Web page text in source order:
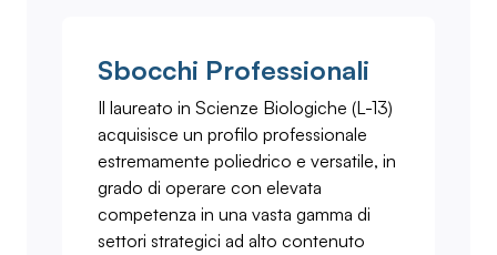
Sbocchi Professionali
Il laureato in Scienze Biologiche (L-13)
acquisisce un profilo professionale
estremamente poliedrico e versatile, in
grado di operare con elevata
competenza in una vasta gamma di
settori strategici ad alto contenuto